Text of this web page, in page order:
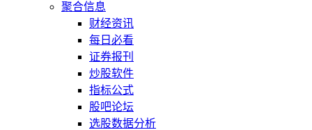
聚合信息
财经资讯
每日必看
证券报刊
炒股软件
指标公式
股吧论坛
选股数据分析